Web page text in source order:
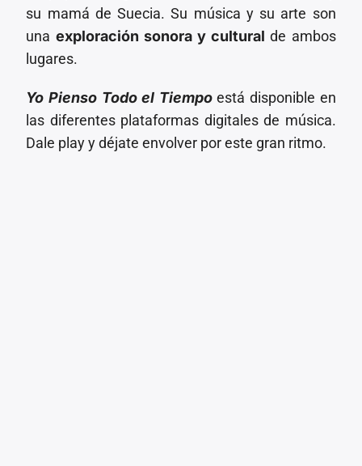
su mamá de Suecia. Su música y su arte son
una exploración sonora y cultural de ambos
lugares.
Yo Pienso Todo el Tiempoestá disponible en
las diferentes plataformas digitales de música.
Dale play y déjate envolver por este gran ritmo.